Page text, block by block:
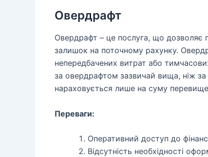
Овердрафт
Овердрафт – це послуга, що дозволяє
залишок на поточному рахунку.
непередбачених витрат або
за овердрафтом зазвичай вища, ніж
нараховується лише на суму
Переваги:
Оперативний доступ до
Відсутність необхідності